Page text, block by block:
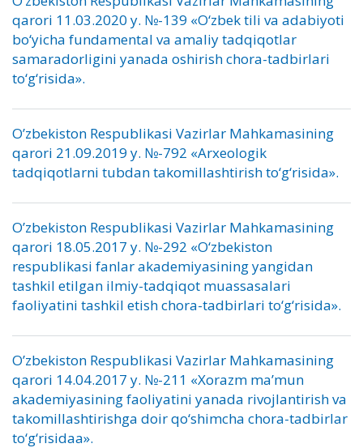
qarori 11.03.2020 y. №-139 «O‘zbek tili va adabiyoti
bo‘yicha fundamental va amaliy tadqiqotlar
samaradorligini yanada oshirish chora-tadbirlari
to‘g‘risida».
O’zbekiston Respublikasi Vazirlar Mahkamasining
qarori 21.09.2019 y. №-792 «Arxeologik
tadqiqotlarni tubdan takomillashtirish to‘g‘risida».
O’zbekiston Respublikasi Vazirlar Mahkamasining
qarori 18.05.2017 y. №-292 «O‘zbekiston
respublikasi fanlar akademiyasining yangidan
tashkil etilgan ilmiy-tadqiqot muassasalari
faoliyatini tashkil etish chora-tadbirlari to‘g‘risida».
O’zbekiston Respublikasi Vazirlar Mahkamasining
qarori 14.04.2017 y. №-211 «Xorazm ma’mun
akademiyasining faoliyatini yanada rivojlantirish va
takomillashtirishga doir qo‘shimcha chora-tadbirlar
to‘g‘risidaa».